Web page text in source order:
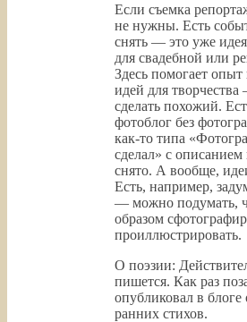
Если съемка
не нужны. Есть
снять — это уже
для свадебной или
Здесь помогает
идей для творчества
сделать похожий.
фотоблог без
как-то типа
сделал» с
снято. А вообще,
Есть, например,
— можно подумать,
образом
проиллюстрировать.
О поэзии:
пишется. Как раз
опубликовал в
ранних стихов.